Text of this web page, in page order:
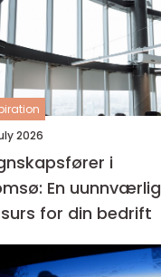
2026
i
En uunnværlig
for din bedrift